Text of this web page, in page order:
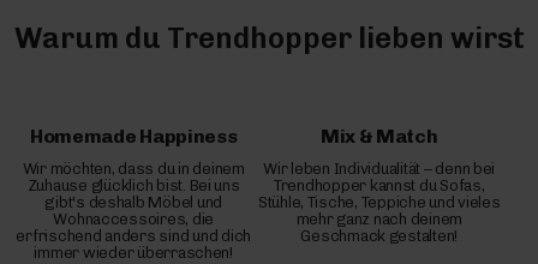
Warum du Trendhopper lieben wirst
Homemade Happiness
Wir möchten, dass du in deinem
Zuhause glücklich bist. Bei uns
gibt's deshalb Möbel und
Wohnaccessoires, die
erfrischend anders sind und dich
immer wieder überraschen!
Mix & Match
Wir leben Individualität – denn bei
Trendhopper kannst du Sofas,
Stühle, Tische, Teppiche und vieles
mehr ganz nach deinem
Geschmack gestalten!